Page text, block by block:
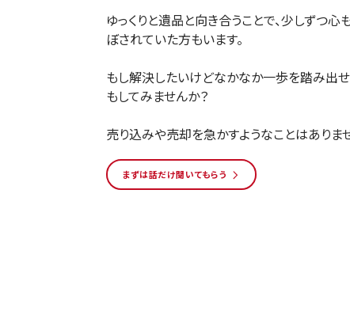
ゆっくりと遺品と向き合うことで、少しずつ心
ぼされていた方もいます。
もし解決したいけどなかなか一歩を踏み出
もしてみませんか？
売り込みや売却を急かすようなことはありま
まずは話だけ聞いてもらう